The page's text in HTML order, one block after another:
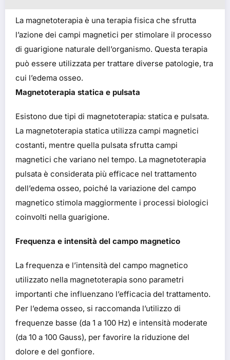
La magnetoterapia è una terapia fisica che sfrutta
l’azione dei campi magnetici per stimolare il processo
di guarigione naturale dell’organismo. Questa terapia
può essere utilizzata per trattare diverse patologie, tra
cui l’edema osseo.
Magnetoterapia statica e pulsata
Esistono due tipi di magnetoterapia: statica e pulsata.
La magnetoterapia statica utilizza campi magnetici
costanti, mentre quella pulsata sfrutta campi
magnetici che variano nel tempo. La magnetoterapia
pulsata è considerata più efficace nel trattamento
dell’edema osseo, poiché la variazione del campo
magnetico stimola maggiormente i processi biologici
coinvolti nella guarigione.
Frequenza e intensità del campo magnetico
La frequenza e l’intensità del campo magnetico
utilizzato nella magnetoterapia sono parametri
importanti che influenzano l’efficacia del trattamento.
Per l’edema osseo, si raccomanda l’utilizzo di
frequenze basse (da 1 a 100 Hz) e intensità moderate
(da 10 a 100 Gauss), per favorire la riduzione del
dolore e del gonfiore.